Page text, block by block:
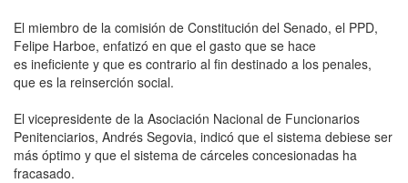
El miembro de la comisión de Constitución del Senado, el PPD,
Felipe Harboe, enfatizó en que el gasto que se hace
es ineficiente y que es contrario al fin destinado a los penales,
que es la reinserción social.
El vicepresidente de la Asociación Nacional de Funcionarios
Penitenciarios, Andrés Segovia, indicó que el sistema debiese ser
más óptimo y que el sistema de cárceles concesionadas ha
fracasado.